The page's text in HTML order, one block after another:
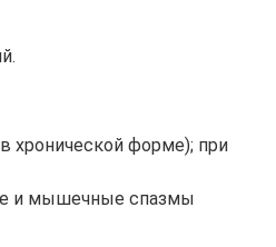
хронической форме); при
и мышечные спазмы